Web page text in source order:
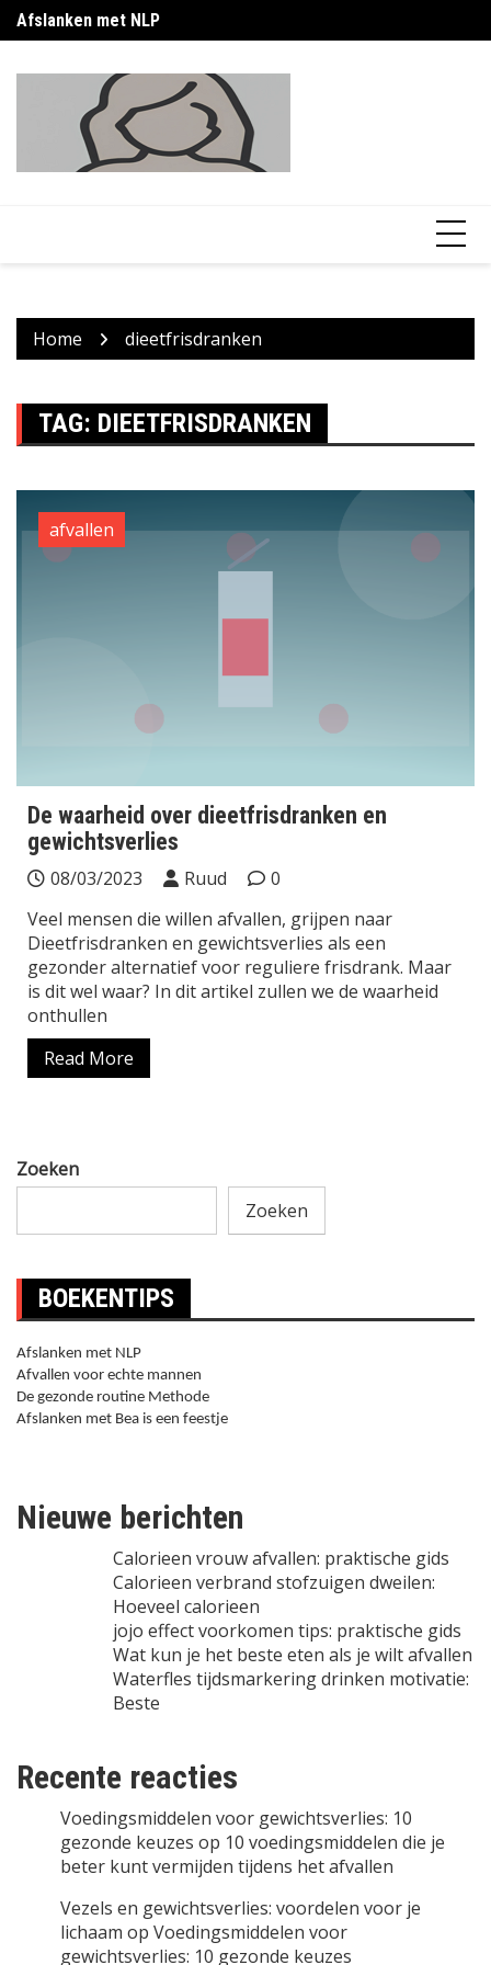
Skip
to
Afslanken met NLP
Home dieetfrisdranken
TAG: DIEETFRISDRANKEN
afvallen
De waarheid over dieetfrisdranken en
gewichtsverlies
08/03/2023 Ruud
0
Veel mensen die willen afvallen, grijpen naar
Dieetfrisdranken en gewichtsverlies als een
gezonder alternatief voor reguliere frisdrank. Maar
is dit wel waar? In dit artikel zullen we de waarheid
onthullen
Read More
Zoeken
Zoeken
BOEKENTIPS
Afslanken met NLP
Afvallen voor echte mannen
De gezonde routine Methode
Afslanken met Bea is een feestje
Nieuwe berichten
Calorieen vrouw afvallen: praktische gids
Calorieen verbrand stofzuigen dweilen:
Hoeveel calorieen
jojo effect voorkomen tips: praktische gids
Wat kun je het beste eten als je wilt afvallen
Waterfles tijdsmarkering drinken motivatie:
Beste
Recente reacties
Voedingsmiddelen voor gewichtsverlies: 10
gezonde keuzes op 10 voedingsmiddelen die je
beter kunt vermijden tijdens het afvallen
Vezels en gewichtsverlies: voordelen voor je
lichaam op Voedingsmiddelen voor
gewichtsverlies: 10 gezonde keuzes